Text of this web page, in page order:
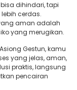
dihindari, tapi
cerdas.
aman adalah
yang merugikan.
Gestun, kamu
yang jelas, aman,
praktis, langsung
pencairan